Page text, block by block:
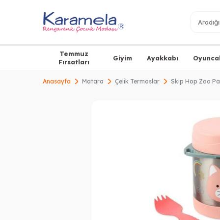
Temmuz
Fırsatları
Giyim Ayakkabı
Anasayfa Matara Çelik Termoslar Skip Hop Zoo